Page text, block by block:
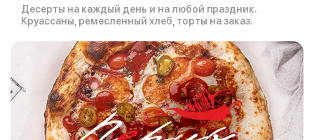
Десерты на каждый день и на любой праздник.
Круассаны, ремесленный хлеб, торты на заказ.